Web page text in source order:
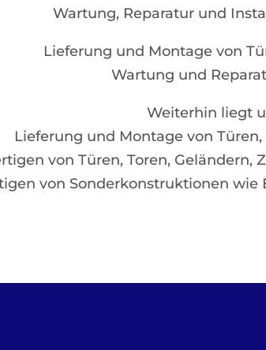
Wartung, Reparatur und
Lieferung und Montage von
Wartung und
Weiterhin liegt
Lieferung und Montage von
von Türen, Toren,
von Sonderkonstruktionen wie